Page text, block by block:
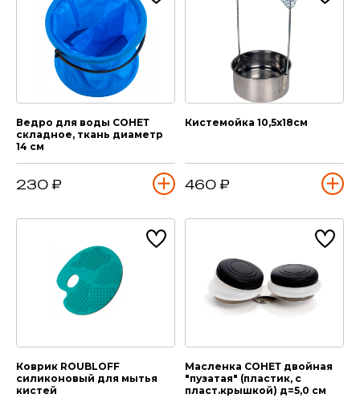
Ведро для воды СОНЕТ
складное, ткань диаметр
14 см
230 ₽
Кистемойка 10,5х18см
460 ₽
Коврик ROUBLOFF
силиконовый для мытья
кистей
Масленка СОНЕТ двойная
"пузатая" (пластик, с
пласт.крышкой) д=5,0 см